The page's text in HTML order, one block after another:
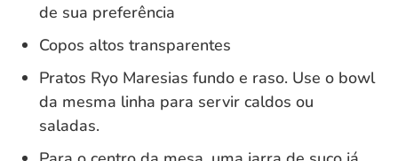
de sua preferência
Copos altos transparentes
Pratos Ryo Maresias fundo e raso. Use o bowl
da mesma linha para servir caldos ou
saladas.